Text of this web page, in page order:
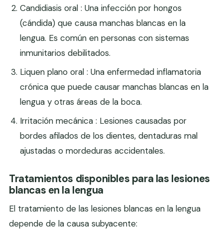
Candidiasis oral : Una infección por hongos
(cándida) que causa manchas blancas en la
lengua. Es común en personas con sistemas
inmunitarios debilitados.
Liquen plano oral : Una enfermedad inflamatoria
crónica que puede causar manchas blancas en la
lengua y otras áreas de la boca.
Irritación mecánica : Lesiones causadas por
bordes afilados de los dientes, dentaduras mal
ajustadas o mordeduras accidentales.
Tratamientos disponibles para las lesiones
blancas en la lengua
El tratamiento de las lesiones blancas en la lengua
depende de la causa subyacente: